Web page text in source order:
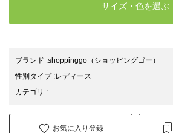
サイズ・色を選ぶ
ブランド :shoppinggo （ショッピングゴー）
性別タイプ:レディース
カテゴリ :
お気に入り登録